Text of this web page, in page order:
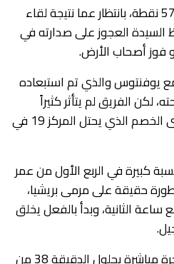
وبهذا الفوز يرفع رصيده إلى 57 نقطة، بانتظار عما نتيجة لقاء
السيدة العجوز على صدارته في
فوز أصحاب الأرض.
يوفنتوس والذي تم استبعاده
لكن الفريق لم يتأثر كثيراً
بغيابه في ظل تواضع مستوى الخصم الذي يحتل المركز 19 في
كبيرة في الربع الأول من عمر
حقيقة على مرمى بريشيا،
الثانية، وبدأ بالفعل يخلق
وحصل يوفنتوس على ركلة حرة مباشرة بحلول الدقيقة 38 من